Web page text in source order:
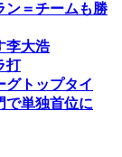
＝チームも勝
李大浩
打
トップタイ
で単独首位に